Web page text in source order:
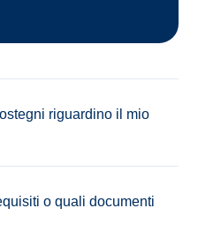
riguardino il mio
o quali documenti